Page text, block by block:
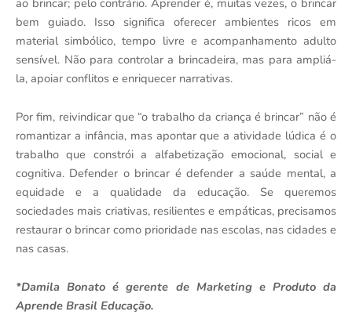
ao brincar; pelo contrário. Aprender é, muitas vezes, o brincar
bem guiado. Isso significa oferecer ambientes ricos em
material simbólico, tempo livre e acompanhamento adulto
sensível. Não para controlar a brincadeira, mas para ampliá-
la, apoiar conflitos e enriquecer narrativas.
Por fim, reivindicar que “o trabalho da criança é brincar” não é
romantizar a infância, mas apontar que a atividade lúdica é o
trabalho que constrói a alfabetização emocional, social e
cognitiva. Defender o brincar é defender a saúde mental, a
equidade e a qualidade da educação. Se queremos
sociedades mais criativas, resilientes e empáticas, precisamos
restaurar o brincar como prioridade nas escolas, nas cidades e
nas casas.
*Damila Bonato é gerente de Marketing e Produto da
Aprende Brasil Educação.